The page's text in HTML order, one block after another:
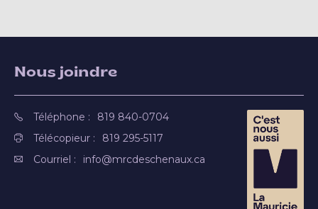
Nous joindre
Téléphone :
819 840-0704
Télécopieur :
819 295-5117
Courriel :
info@mrcdeschenaux.ca